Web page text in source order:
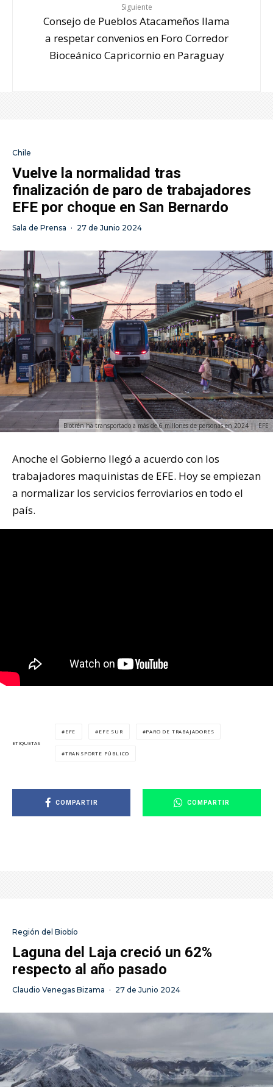
Siguiente
Consejo de Pueblos Atacameños llama
a respetar convenios en Foro Corredor
Bioceánico Capricornio en Paraguay
Chile
Vuelve la normalidad tras
finalización de paro de trabajadores
EFE por choque en San Bernardo
Sala de Prensa · 27 de Junio 2024
Biotrén ha transportado a más de 6 millones de personas en 2024 || EFE
Anoche el Gobierno llegó a acuerdo con los
trabajadores maquinistas de EFE. Hoy se empiezan
a normalizar los servicios ferroviarios en todo el
país.
ETIQUETAS
EFE EFE SUR PARO DE TRABAJADORES
TRANSPORTE PÚBLICO
COMPARTIR COMPARTIR
Región del Biobío
Laguna del Laja creció un 62%
respecto al año pasado
Claudio Venegas Bizama · 27 de Junio 2024